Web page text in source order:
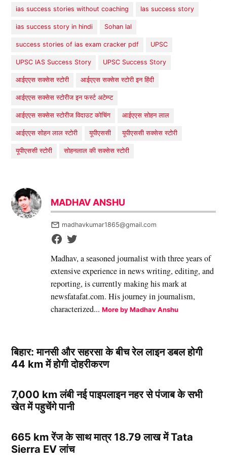
ias success stories without coaching Ias success story
ias success story in hindi Sohan lal
success stories of ias exam cracker pdf UPSC
UPSC IAS Success Story UPSC Success Story
आईएएस सक्सेस स्टोरी आईएएस सक्सेस स्टोरी इन हिंदी
आईएएस सक्सेस स्टोरीज इन फर्स्ट अटेम्प्ट
आईएएस सक्सेस स्टोरीज विदाउट कोचिंग आईएएस सोहन लाल
आईएएस सोहन लाल स्टोरी यूपीएससी यूपीएससी सक्सेस स्टोरी
यूपीएससी स्टोरी सोहनलाल की सक्सेस स्टोरी
MADHAV ANSHU
madhavkumar1865@gmail.com
Madhav, a seasoned journalist with three years of
extensive experience in news writing, editing, and
reporting, is currently making his mark at
newsfatafat.com. His journey in journalism,
characterized...More by Madhav Anshu
बिहार: मानसी और सहरसा के बीच रेल लाइन डबल होगी
44 km में होगी दोहरीकरण
7,000 km लंबी नई पाइपलाइन नहर से पंजाब के सभी
खेत में पहुचेंगे पानी
665 km रेंज के साथ मात्र 18.79 लाख में Tata
Sierra EV लांच